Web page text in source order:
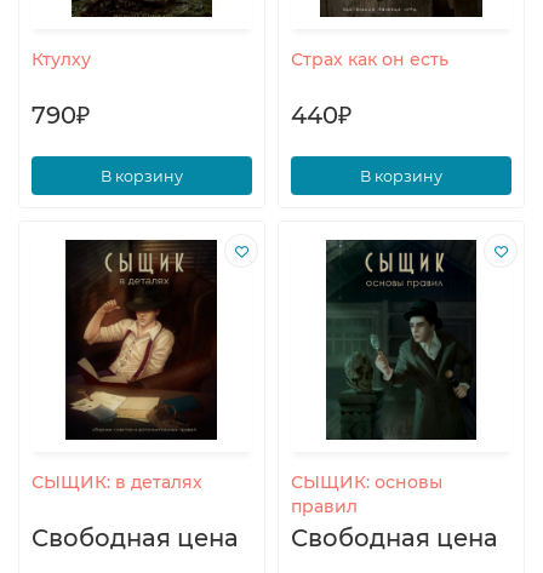
Ктулху
790₽
В корзину
Страх как он есть
440₽
В корзину
СЫЩИК: в деталях
Свободная цена
СЫЩИК: основы
правил
Свободная цена